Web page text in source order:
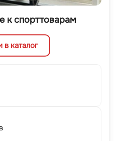
к спорттоварам
в каталог